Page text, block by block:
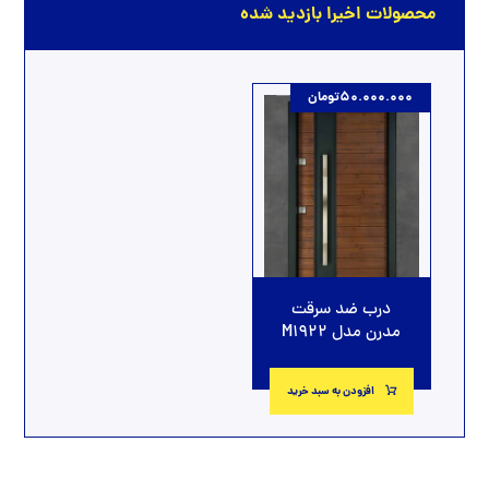
محصولات اخیرا بازدید شده
درب ضد سرقت
مدرن مدل M1922
50.000.000تومان
افزودن به سبد خرید